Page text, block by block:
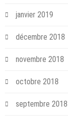
janvier 2019
décembre 2018
novembre 2018
octobre 2018
septembre 2018